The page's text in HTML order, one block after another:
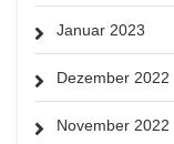
Januar 2023
Dezember 2022
November 2022